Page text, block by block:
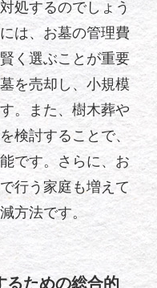
処するのでしょう
は、お墓の管理費
く選ぶことが重要
を売却し、小規模
。また、樹木葬や
検討することで、
です。さらに、お
行う家庭も増えて
方法です。
るための総合的